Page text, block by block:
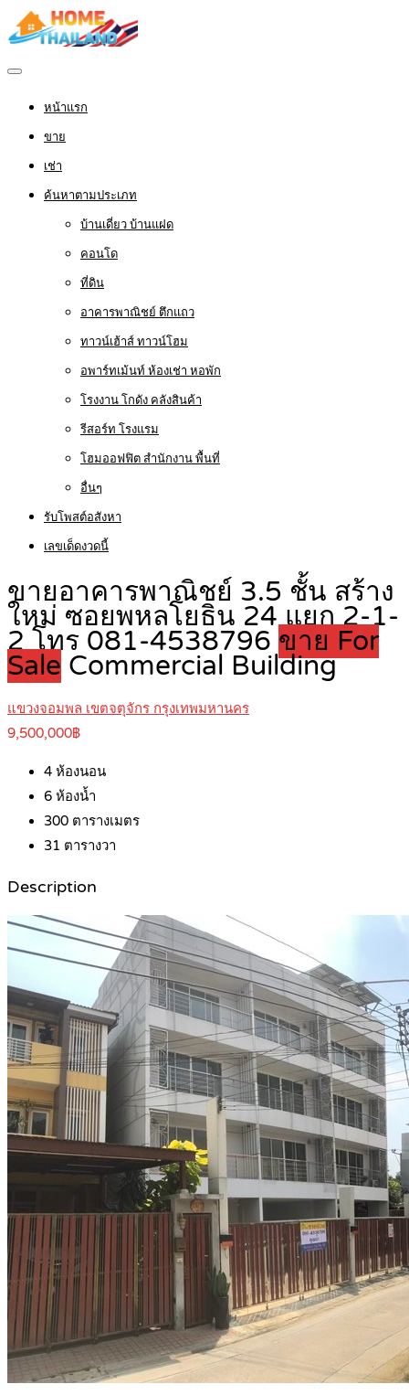
หน้าแรก
ขาย
เช่า
ค้นหาตามประเภท
บ้านเดี่ยว บ้านแฝด
คอนโด
ที่ดิน
อาคารพาณิชย์ ตึกแถว
ทาวน์เฮ้าส์ ทาวน์โฮม
อพาร์ทเม้นท์ ห้องเช่า หอพัก
โรงงาน โกดัง คลังสินค้า
รีสอร์ท โรงแรม
โฮมออฟฟิต สำนักงาน พื้นที่
อื่นๆ
รับโพสต์อสังหา
เลขเด็ดงวดนี้
ขายอาคารพาณิชย์ 3.5 ชั้น สร้าง
ใหม่ ซอยพหลโยธิน 24 แยก 2-1-
2 โทร 081-4538796 ขาย For
Sale Commercial Building
แขวงจอมพล เขตจตุจักร กรุงเทพมหานคร
9,500,000฿
4 ห้องนอน
6 ห้องน้ำ
300 ตารางเมตร
31 ตารางวา
Description